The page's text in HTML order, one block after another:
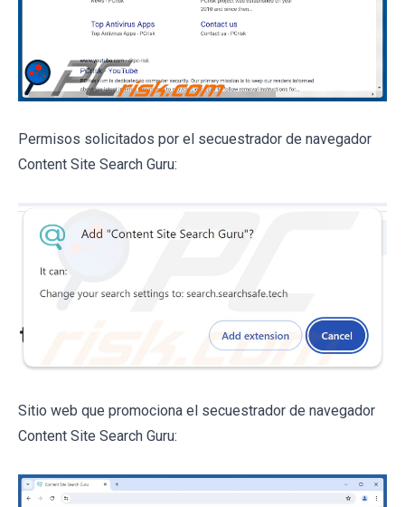
Permisos solicitados por el secuestrador de navegador
Content Site Search Guru:
Sitio web que promociona el secuestrador de navegador
Content Site Search Guru: